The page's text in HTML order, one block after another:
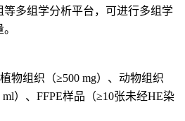
多组学分析平台，可进行多组学
物组织（≥500 mg）、动物组织
ml）、FFPE样品（≥10张未经HE染